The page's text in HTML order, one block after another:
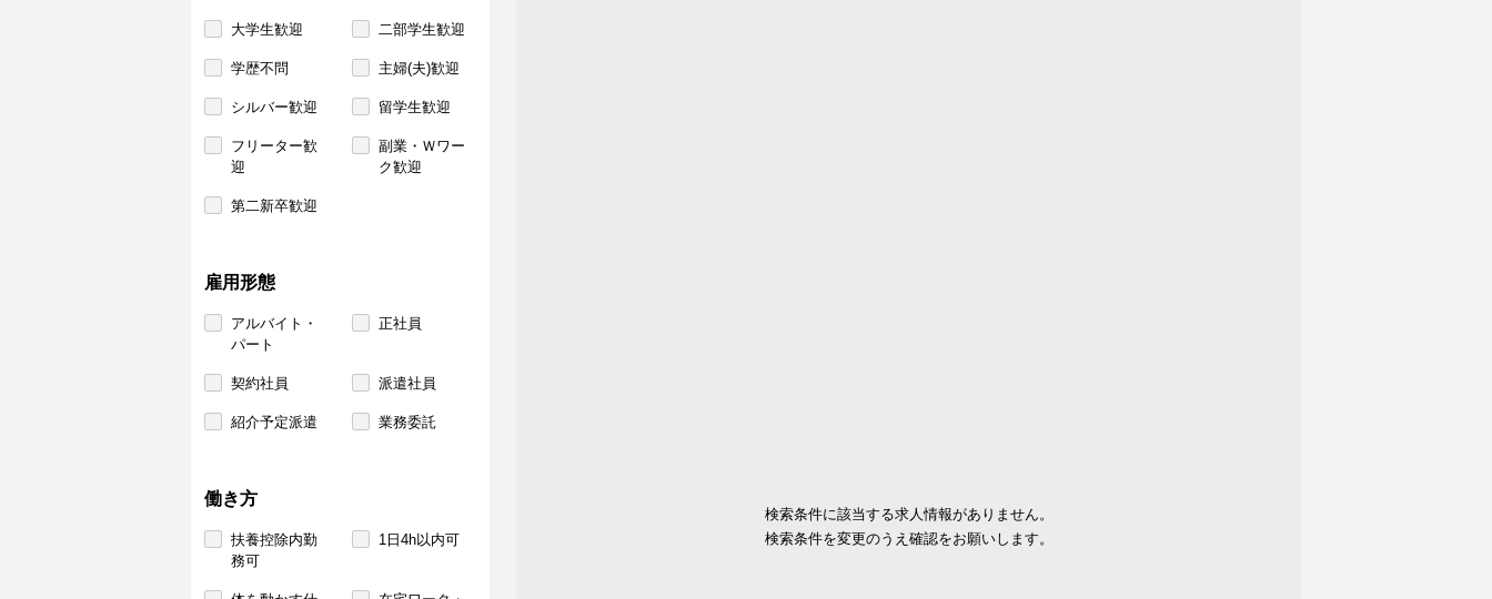
大学生歓迎 二部学生歓迎
学歴不問 主婦(夫)歓迎
シルバー歓迎 留学生歓迎
フリーター歓
迎
副業・Ｗワー
ク歓迎
第二新卒歓迎
雇用形態
アルバイト・
パート
正社員
契約社員 派遣社員
紹介予定派遣 業務委託
働き方
扶養控除内勤
務可
1日4h以内可
検索条件に該当する求人情報がありません。
検索条件を変更のうえ確認をお願いします。